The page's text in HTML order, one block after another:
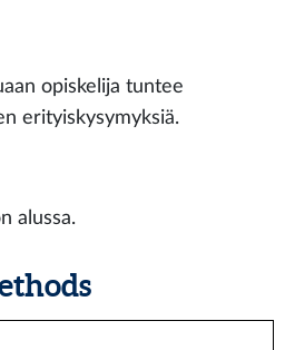
opiskelija tuntee
erityiskysymyksiä.
alussa.